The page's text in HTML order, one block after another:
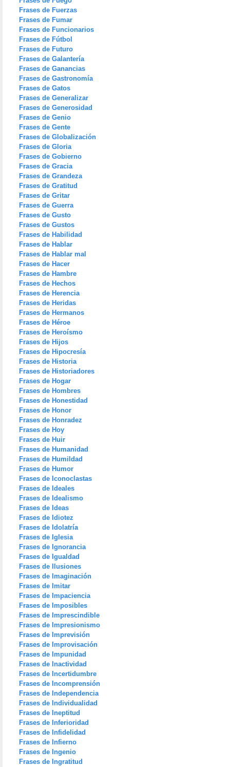
Frases de Fuerzas
Frases de Fumar
Frases de Funcionarios
Frases de Fútbol
Frases de Futuro
Frases de Galantería
Frases de Ganancias
Frases de Gastronomía
Frases de Gatos
Frases de Generalizar
Frases de Generosidad
Frases de Genio
Frases de Gente
Frases de Globalización
Frases de Gloria
Frases de Gobierno
Frases de Gracia
Frases de Grandeza
Frases de Gratitud
Frases de Gritar
Frases de Guerra
Frases de Gusto
Frases de Gustos
Frases de Habilidad
Frases de Hablar
Frases de Hablar mal
Frases de Hacer
Frases de Hambre
Frases de Hechos
Frases de Herencia
Frases de Heridas
Frases de Hermanos
Frases de Héroe
Frases de Heroísmo
Frases de Hijos
Frases de Hipocresía
Frases de Historia
Frases de Historiadores
Frases de Hogar
Frases de Hombres
Frases de Honestidad
Frases de Honor
Frases de Honradez
Frases de Hoy
Frases de Huir
Frases de Humanidad
Frases de Humildad
Frases de Humor
Frases de Iconoclastas
Frases de Ideales
Frases de Idealismo
Frases de Ideas
Frases de Idiotez
Frases de Idolatría
Frases de Iglesia
Frases de Ignorancia
Frases de Igualdad
Frases de Ilusiones
Frases de Imaginación
Frases de Imitar
Frases de Impaciencia
Frases de Imposibles
Frases de Imprescindible
Frases de Impresionismo
Frases de Imprevisión
Frases de Improvisación
Frases de Impunidad
Frases de Inactividad
Frases de Incertidumbre
Frases de Incomprensión
Frases de Independencia
Frases de Individualidad
Frases de Ineptitud
Frases de Inferioridad
Frases de Infidelidad
Frases de Infierno
Frases de Ingenio
Frases de Ingratitud